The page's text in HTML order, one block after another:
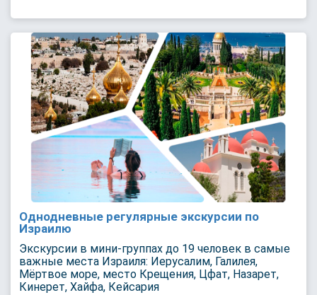
Однодневные регулярные экскурсии по
Израилю
Экскурсии в мини-группах до 19 человек в самые
важные места Израиля: Иерусалим, Галилея,
Мёртвое море, место Крещения, Цфат, Назарет,
Кинерет, Хайфа, Кейсария